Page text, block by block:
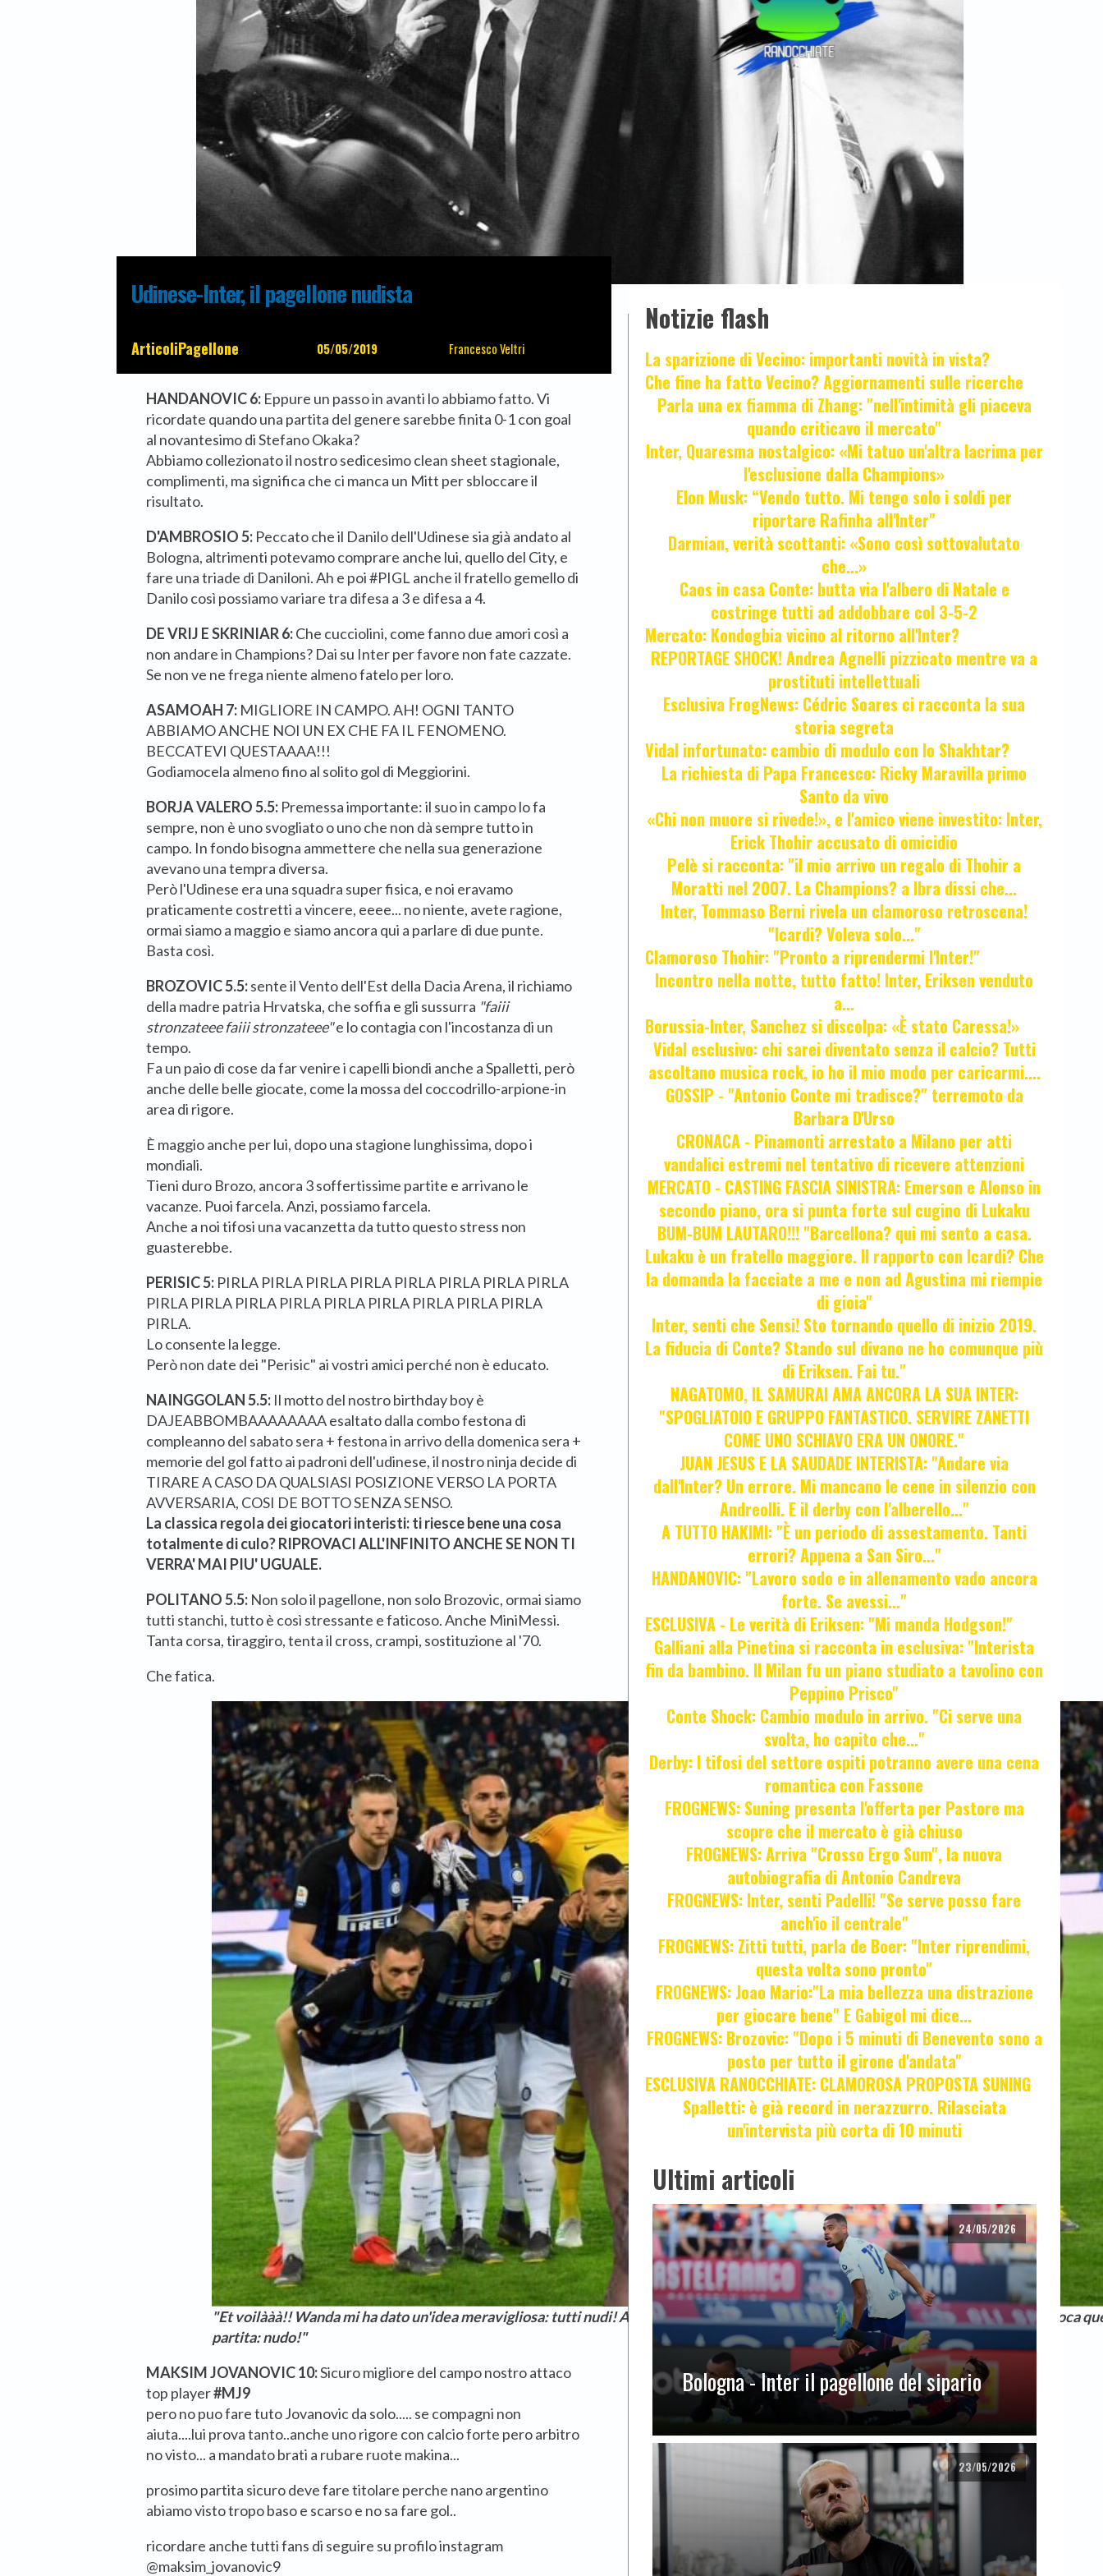
Udinese-Inter, il pagellone nudista
ArticoliPagellone 05/05/2019 Francesco Veltri
HANDANOVIC 6: Eppure un passo in avanti lo abbiamo fatto. Vi
ricordate quando una partita del genere sarebbe finita 0-1 con goal
al novantesimo di Stefano Okaka?
Abbiamo collezionato il nostro sedicesimo clean sheet stagionale,
complimenti, ma significa che ci manca un Mitt per sbloccare il
risultato.
D'AMBROSIO 5: Peccato che il Danilo dell'Udinese sia già andato al
Bologna, altrimenti potevamo comprare anche lui, quello del City, e
fare una triade di Daniloni. Ah e poi #PIGL anche il fratello gemello di
Danilo così possiamo variare tra difesa a 3 e difesa a 4.
DE VRIJ ESKRINIAR 6:Che cucciolini, come fanno due amori così a
non andare in Champions? Dai su Inter per favore non fate cazzate.
Se non ve ne frega niente almeno fatelo per loro.
ASAMOAH 7: MIGLIORE IN CAMPO. AH! OGNI TANTO
ABBIAMO ANCHE NOI UN EX CHE FA IL FENOMENO.
BECCATEVI QUESTAAAA!!!
Godiamocela almeno fino al solito gol di Meggiorini.
BORJA VALERO 5.5: Premessa importante: il suo in campo lo fa
sempre, non è uno svogliato o uno che non dà sempre tutto in
campo. In fondo bisogna ammettere che nella sua generazione
avevano una tempra diversa.
Però l'Udinese era una squadra super fisica, e noi eravamo
praticamente costretti a vincere, eeee... no niente, avete ragione,
ormai siamo a maggio e siamo ancora qui a parlare di due punte.
Basta così.
BROZOVIC 5.5:sente il Vento dell'Est della Dacia Arena, il richiamo
della madre patria Hrvatska, che soffia e gli sussurra "faiii
stronzateee faiii stronzateee"e lo contagia con l'incostanza di un
tempo.
Fa un paio di cose da far venire i capelli biondi anche a Spalletti, però
anche delle belle giocate, come la mossa del coccodrillo-arpione-in
area di rigore.
È maggio anche per lui, dopo una stagione lunghissima, dopo i
mondiali.
Tieni duro Brozo, ancora 3 soffertissime partite e arrivano le
vacanze. Puoi farcela. Anzi, possiamo farcela.
Anche a noi tifosi una vacanzetta da tutto questo stress non
guasterebbe.
PERISIC 5: PIRLA PIRLA PIRLA PIRLA PIRLA PIRLA PIRLA PIRLA
PIRLA PIRLA PIRLA PIRLA PIRLA PIRLA PIRLA PIRLA PIRLA
PIRLA.
Lo consente la legge.
Però non date dei "Perisic" ai vostri amici perché non è educato.
NAINGGOLAN 5.5: Il motto del nostro birthday boy è
DAJEABBOMBAAAAAAAA esaltato dalla combo festona di
compleanno del sabato sera + festona in arrivo della domenica sera +
memorie del gol fatto ai padroni dell'udinese, il nostro ninja decide di
TIRARE A CASO DA QUALSIASI POSIZIONE VERSO LA PORTA
AVVERSARIA, COSI DE BOTTO SENZA SENSO.
La classica regola dei giocatori interisti: ti riesce bene una cosa
totalmente di culo? RIPROVACI ALL'INFINITO ANCHE SE NON TI
VERRA' MAI PIU' UGUALE.
POLITANO 5.5: Non solo il pagellone, non solo Brozovic, ormai siamo
tutti stanchi, tutto è così stressante e faticoso. Anche MiniMessi.
Tanta corsa, tiraggiro, tenta il cross, crampi, sostituzione al '70.
Che fatica.
"Et voilààà!! Wanda mi ha dato un'idea meravigliosa: tutti nudi! ALLA LARS VON TRIER, TUTTI NUDI! VI VA? ALL'OLANDESE, chi gioca
partita: nudo!"
MAKSIM JOVANOVIC 10:Sicuro migliore del campo nostro attaco
top player#MJ9
pero no puo fare tuto Jovanovic da solo..... se compagni non
aiuta....lui prova tanto..anche uno rigore con calcio forte pero arbitro
no visto... a mandato brati a rubare ruote makina...
prosimo partita sicuro deve fare titolare perche nano argentino
abiamo visto tropo baso e scarso e no sa fare gol..
ricordare anche tutti fans di seguire su profilo instagram
@maksim_jovanovic9
Notizie flash
La sparizione di Vecino: importanti novità in vista?
Che fine ha fatto Vecino? Aggiornamenti sulle ricerche
Parla una ex fiamma di Zhang: "nell'intimità gli piaceva
quando criticavo il mercato"
Inter, Quaresma nostalgico: «Mi tatuo un'altra lacrima per
l'esclusione dalla Champions»
Elon Musk: “Vendo tutto. Mi tengo solo i soldi per
riportare Rafinha all'Inter"
Darmian, verità scottanti: «Sono così sottovalutato
che...»
Caos in casa Conte: butta via l'albero di Natale e
costringe tutti ad addobbare col 3-5-2
Mercato: Kondogbia vicino al ritorno all'Inter?
REPORTAGE SHOCK! Andrea Agnelli pizzicato mentre va a
prostituti intellettuali
Esclusiva FrogNews: Cédric Soares ci racconta la sua
storia segreta
Vidal infortunato: cambio di modulo con lo Shakhtar?
La richiesta di Papa Francesco: Ricky Maravilla primo
Santo da vivo
«Chi non muore si rivede!», e l'amico viene investito: Inter,
Erick Thohir accusato di omicidio
Pelè si racconta: "il mio arrivo un regalo di Thohir a
Moratti nel 2007. La Champions? a Ibra dissi che...
Inter, Tommaso Berni rivela un clamoroso retroscena!
"Icardi? Voleva solo..."
Clamoroso Thohir: "Pronto a riprendermi l'Inter!"
Incontro nella notte, tutto fatto! Inter, Eriksen venduto
a...
Borussia-Inter, Sanchez si discolpa: «È stato Caressa!»
Vidal esclusivo: chi sarei diventato senza il calcio? Tutti
ascoltano musica rock, io ho il mio modo per caricarmi....
GOSSIP - "Antonio Conte mi tradisce?" terremoto da
Barbara D'Urso
CRONACA - Pinamonti arrestato a Milano per atti
vandalici estremi nel tentativo di ricevere attenzioni
MERCATO - CASTING FASCIA SINISTRA: Emerson e Alonso in
secondo piano, ora si punta forte sul cugino di Lukaku
BUM-BUM LAUTARO!!! "Barcellona? qui mi sento a casa.
Lukaku è un fratello maggiore. Il rapporto con Icardi? Che
la domanda la facciate a me e non ad Agustina mi riempie
di gioia"
Inter, senti che Sensi! Sto tornando quello di inizio 2019.
La fiducia di Conte? Stando sul divano ne ho comunque più
di Eriksen. Fai tu."
NAGATOMO, IL SAMURAI AMA ANCORA LA SUA INTER:
"SPOGLIATOIO E GRUPPO FANTASTICO. SERVIRE ZANETTI
COME UNO SCHIAVO ERA UN ONORE."
JUAN JESUS E LA SAUDADE INTERISTA: "Andare via
dall'Inter? Un errore. Mi mancano le cene in silenzio con
Andreolli. E il derby con l'alberello..."
A TUTTO HAKIMI: "È un periodo di assestamento. Tanti
errori? Appena a San Siro..."
HANDANOVIC: "Lavoro sodo e in allenamento vado ancora
forte. Se avessi..."
ESCLUSIVA - Le verità di Eriksen: "Mi manda Hodgson!"
Galliani alla Pinetina si racconta in esclusiva: "Interista
fin da bambino. Il Milan fu un piano studiato a tavolino con
Peppino Prisco"
Conte Shock: Cambio modulo in arrivo. "Ci serve una
svolta, ho capito che..."
Derby: I tifosi del settore ospiti potranno avere una cena
romantica con Fassone
FROGNEWS: Suning presenta l'offerta per Pastore ma
scopre che il mercato è già chiuso
FROGNEWS: Arriva "Crosso Ergo Sum", la nuova
autobiografia di Antonio Candreva
FROGNEWS: Inter, senti Padelli! "Se serve posso fare
anch'io il centrale"
FROGNEWS: Zitti tutti, parla de Boer: "Inter riprendimi,
questa volta sono pronto"
FROGNEWS: Joao Mario:"La mia bellezza una distrazione
per giocare bene" E Gabigol mi dice...
FROGNEWS: Brozovic: "Dopo i 5 minuti di Benevento sono a
posto per tutto il girone d'andata"
ESCLUSIVA RANOCCHIATE: CLAMOROSA PROPOSTA SUNING
Spalletti: è già record in nerazzurro. Rilasciata
un'intervista più corta di 10 minuti
Ultimi articoli
24/05/2026
Bologna - Inter il pagellone del sipario
23/05/2026